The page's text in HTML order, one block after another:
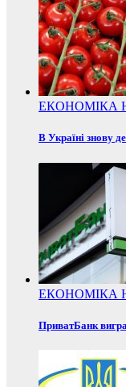
ЕКОНОМІКА
В Україні знову
ЕКОНОМІКА
ПриватБанк